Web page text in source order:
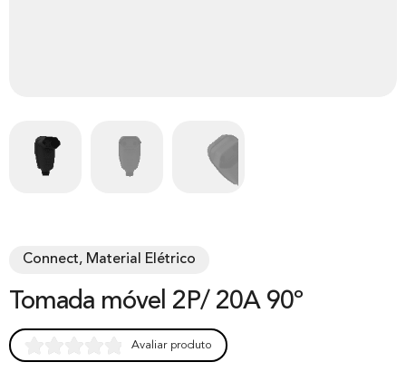
Connect, Material Elétrico
Tomada móvel 2P/ 20A 90º
Avaliar produto